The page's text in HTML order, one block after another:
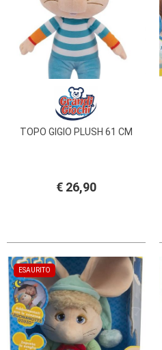
TOPO GIGIO PLUSH 61 CM
€ 26,90
ESAURITO